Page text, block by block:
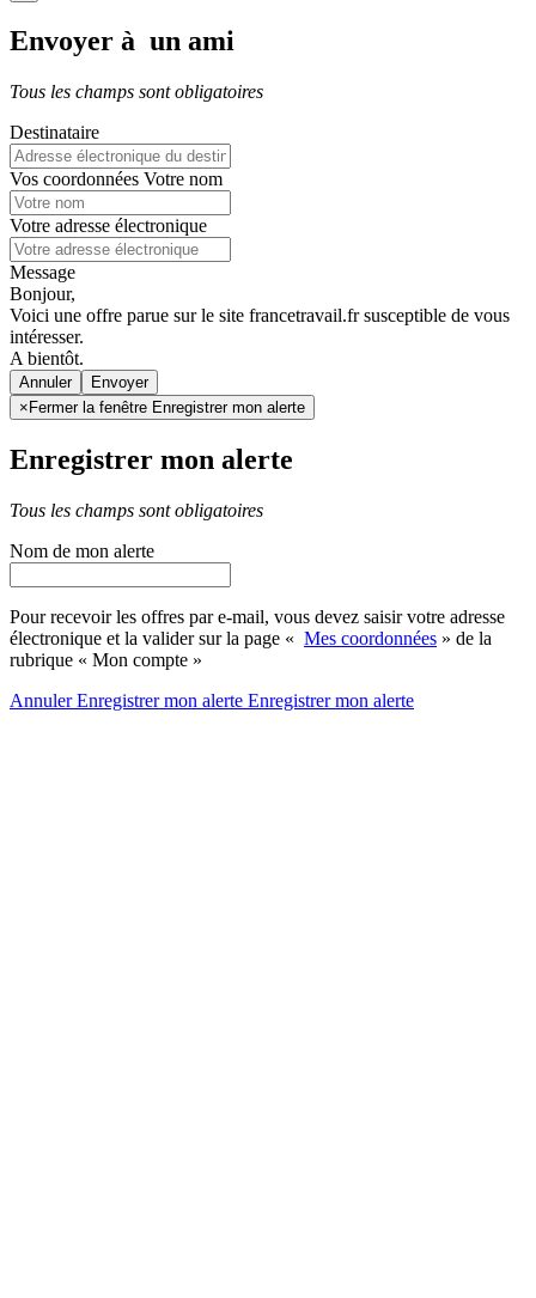
Envoyer à un ami
Tous les champs sont obligatoires
Destinataire
Vos coordonnées Votre nom
Votre adresse électronique
Message
Bonjour,
Voici une offre parue sur le site francetravail.fr susceptible de vous
intéresser.
A bientôt.
Annuler
× Fermer la fenêtre Enregistrer mon alerte
Enregistrer mon alerte
Tous les champs sont obligatoires
Nom de mon alerte
Pour recevoir les offres par e-mail, vous devez saisir votre adresse
électronique et la valider sur la page « Mes coordonnées » de la
rubrique « Mon compte »
AnnulerEnregistrer mon alerte Enregistrermon alerte